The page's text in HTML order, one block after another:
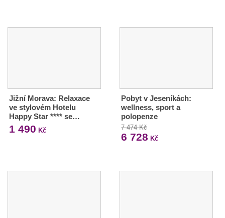
Jižní Morava: Relaxace
ve stylovém Hotelu
Happy Star **** se…
1 490 Kč
Pobyt v Jeseníkách:
wellness, sport a
polopenze
7 474 Kč
6 728 Kč